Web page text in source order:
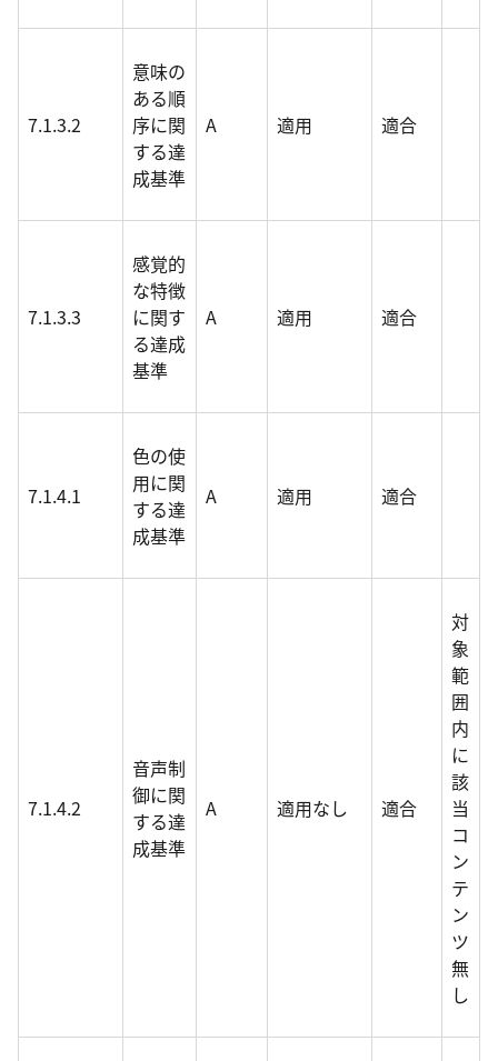
7.1.3.2
意味の
ある順
序に関
する達
成基準
A 適用 適合
7.1.3.3
感覚的
な特徴
に関す
る達成
基準
A 適用 適合
7.1.4.1
色の使
用に関
する達
成基準
A 適用 適合
7.1.4.2
音声制
御に関
する達
成基準
A 適用なし 適合
対
象
範
囲
内
に
該
当
コ
ン
テ
ン
ツ
無
し